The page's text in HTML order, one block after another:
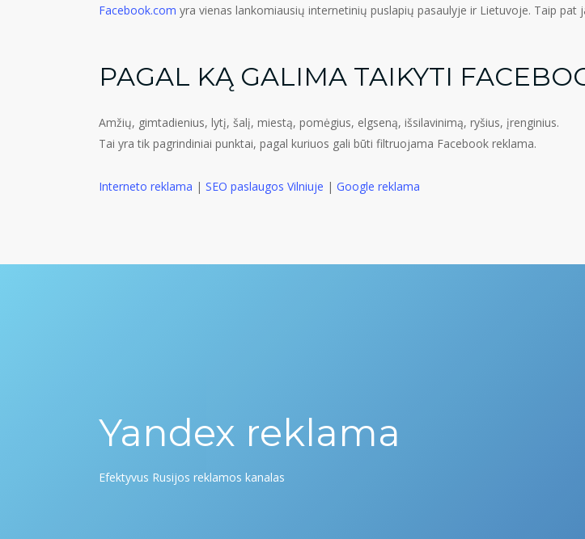
Facebook.com yra vienas lankomiausių internetinių puslapių pasaulyje ir Lietuvoje. Taip pat
PAGAL KĄ GALIMA TAIKYTI
Amžių, gimtadienius, lytį, šalį, miestą, pomėgius, elgseną, išsilavinimą, ryšius, įrenginius.
Tai yra tik pagrindiniai punktai, pagal kuriuos gali būti filtruojama Facebook reklama.
Interneto reklama |SEO paslaugos Vilniuje |Google reklama
Yandex reklama
Efektyvus Rusijos reklamos kanalas